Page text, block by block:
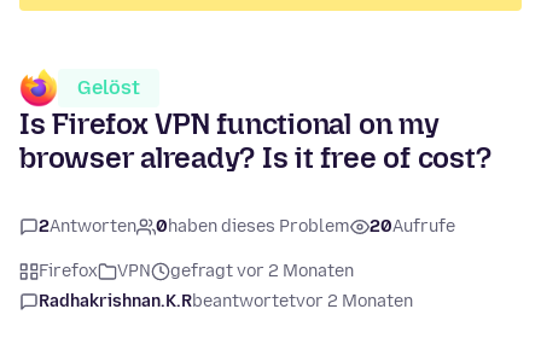
Gelöst
Is Firefox VPN functional on my
browser already? Is it free of cost?
2Antworten 0haben dieses Problem 20Aufrufe
Firefox VPN
gefragt vor 2 Monaten
Radhakrishnan.K.Rbeantwortetvor 2 Monaten